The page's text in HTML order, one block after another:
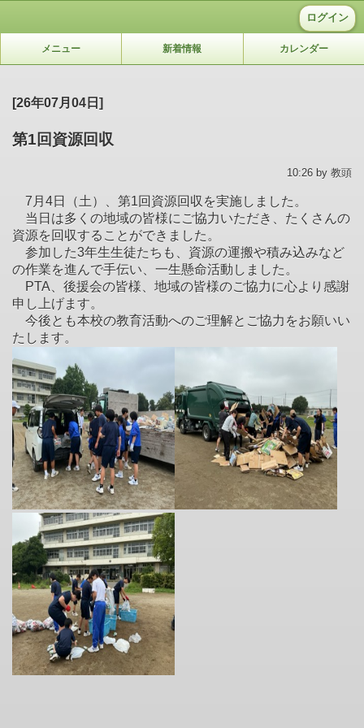
ログイン
メニュー 新着情報 カレンダー
[26年07月04日]
第1回資源回収
10:26 by 教頭
7月4日（土）、第1回資源回収を実施しました。
当日は多くの地域の皆様にご協力いただき、たくさんの
資源を回収することができました。
参加した3年生生徒たちも、資源の運搬や積み込みなど
の作業を進んで手伝い、一生懸命活動しました。
PTA、後援会の皆様、地域の皆様のご協力に心より感謝
申し上げます。
今後とも本校の教育活動へのご理解とご協力をお願いい
たします。